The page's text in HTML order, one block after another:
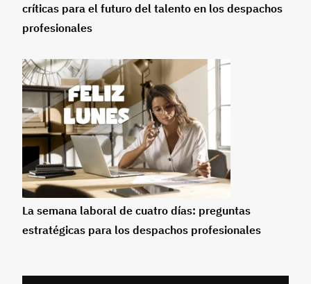
críticas para el futuro del talento en los despachos
profesionales
La semana laboral de cuatro días: preguntas
estratégicas para los despachos profesionales